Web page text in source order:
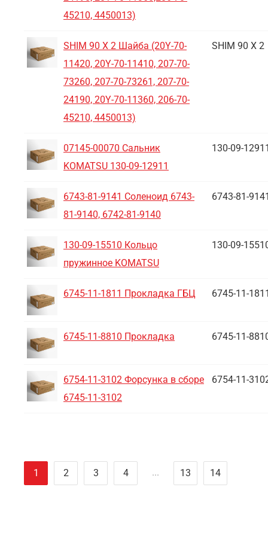
45210, 4450013)
SHIM 90 X 2 Шайба (20Y-70-
11420, 20Y-70-11410, 207-70-
73260, 207-70-73261, 207-70-
24190, 20Y-70-11360, 206-70-
45210, 4450013)
SHIM 90 X 2
07145-00070 Сальник
KOMATSU 130-09-12911
130-09-12911
6743-81-9141 Соленоид 6743-
81-9140, 6742-81-9140
6743-81-9141
130-09-15510 Кольцо
пружинное KOMATSU
130-09-
6745-11-1811 Прокладка ГБЦ 6745-11-1811
6745-11-8810 Прокладка 6745-11-
6754-11-3102 Форсунка в сборе
6745-11-3102
6754-11-
1 2 3 4 ... 13 14